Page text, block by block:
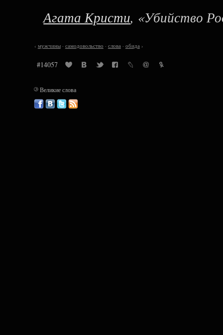
Агата Кристи, «Убийство
‹ мужчины· самодовольство · слова· обида›
#14057
©Великие слова